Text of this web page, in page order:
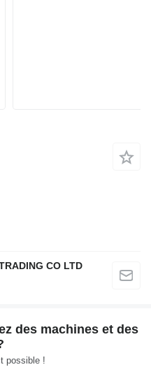
CO LTD
des machines et des
possible !